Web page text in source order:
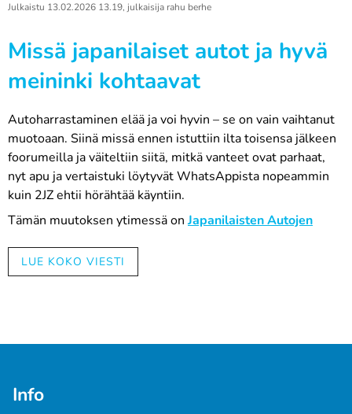
Julkaistu 13.02.2026 13.19, julkaisija rahu berhe
Missä japanilaiset autot ja hyvä
meininki kohtaavat
Autoharrastaminen elää ja voi hyvin – se on vain vaihtanut
muotoaan. Siinä missä ennen istuttiin ilta toisensa jälkeen
foorumeilla ja väiteltiin siitä, mitkä vanteet ovat parhaat,
nyt apu ja vertaistuki löytyvät WhatsAppista nopeammin
kuin 2JZ ehtii hörähtää käyntiin.
Tämän muutoksen ytimessä onJapanilaisten Autojen
kynnyksen yhteisö kaikille japanilaisten autojen ystäville –
merkistä riippumatta. Ja nyt yhteistyö Automaalit.netin
prosentista 10 prosenttiin.
LUE KOKO VIESTI
Info